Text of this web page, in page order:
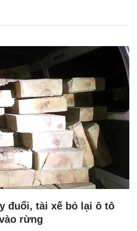
đuổi, tài xế bỏ lại ô tô
rừng